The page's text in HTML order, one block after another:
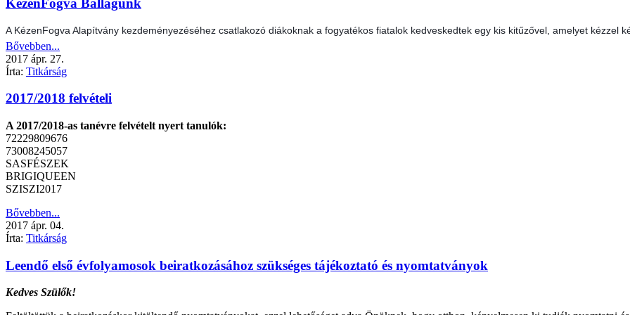
KézenFogva Ballagunk
A KézenFogva Alapítvány kezdeményezéséhez csatlakozó diákoknak a fogyatékos fiatalok kedveskedtek egy kis kitűzővel, amelyet kézzel
Bővebben...
2017 ápr. 27.
Írta: Titkárság
2017/2018 felvételi
A 2017/2018-as tanévre felvételt nyert tanulók:
72229809676
73008245057
SASFÉSZEK
BRIGIQUEEN
SZISZI2017
Bővebben...
2017 ápr. 04.
Írta: Titkárság
Leendő első évfolyamosok beiratkozásához szükséges tájékoztató és nyomtatványok
Kedves Szülők!